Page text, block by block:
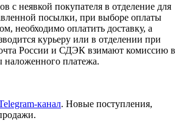
с неявкой покупателя в отделение для
посылки, при выборе оплаты
необходимо оплатить доставку, а
курьеру или в отделении при
России и СДЭК взимают комиссию в
наложенного платежа.
канал. Новые поступления,